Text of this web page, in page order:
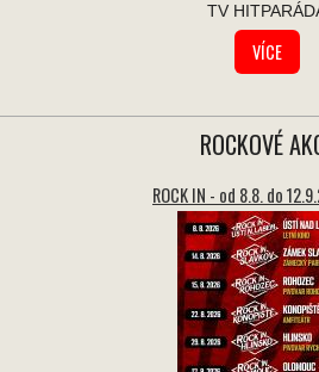
TV
VÍCE
ROCKOVÉ
ROCK IN - od 8.8. do